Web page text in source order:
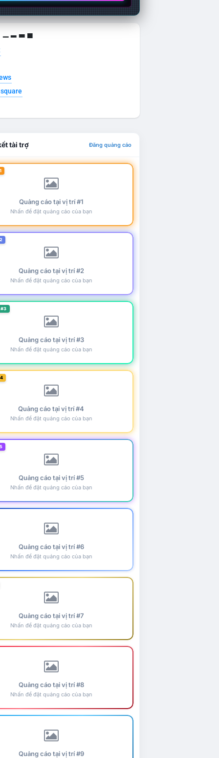
▁ ▂ ▃ ▄
tài trợ Đăng quảng cáo
Quảng cáo tại vị trí #1
Nhấn để đặt quảng cáo của bạn
Quảng cáo tại vị trí #2
Nhấn để đặt quảng cáo của bạn
Quảng cáo tại vị trí #3
Nhấn để đặt quảng cáo của bạn
Quảng cáo tại vị trí #4
Nhấn để đặt quảng cáo của bạn
Quảng cáo tại vị trí #5
Nhấn để đặt quảng cáo của bạn
Quảng cáo tại vị trí #6
Nhấn để đặt quảng cáo của bạn
Quảng cáo tại vị trí #7
Nhấn để đặt quảng cáo của bạn
Quảng cáo tại vị trí #8
Nhấn để đặt quảng cáo của bạn
Quảng cáo tại vị trí #9